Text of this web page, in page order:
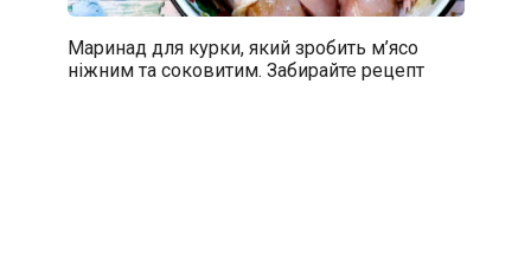
Маринад для курки, який зробить м’ясо
ніжним та соковитим. Забирайте рецепт